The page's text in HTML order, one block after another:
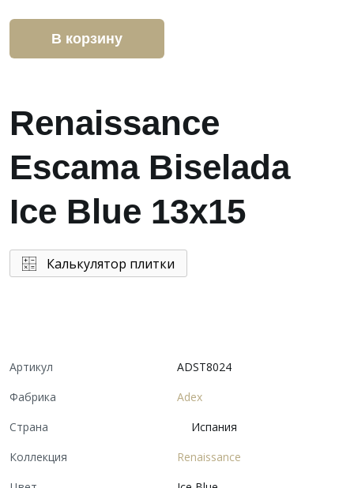
Renaissance
Escama Biselada
Ice Blue 13x15
Калькулятор плитки
Артикул
ADST8024
Фабрика
Adex
Страна
Испания
Коллекция
Renaissance
В корзину